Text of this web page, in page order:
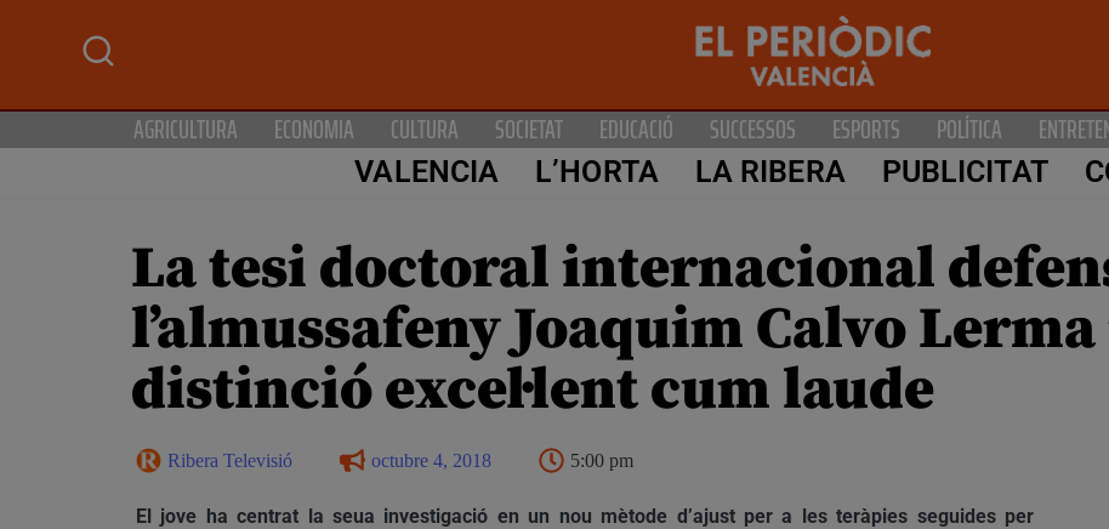
AGRICULTURA ECONOMIA CULTURA SOCIETAT EDUCACIÓ SUCCESSOS ESPORTS POLÍTICA
VALENCIA L’HORTA LA RIBERA PUBLICITAT
La tesi doctoral internacional
l’almussafeny Joaquim Calvo
distinció excel·lent cum laude
Ribera Televisió octubre 4, 2018 5:00 pm
El jove ha centrat la seua investigació en un nou mètode d’ajust per a les teràpies seguides per